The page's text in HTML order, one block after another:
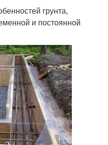
грунта,
и постоянной